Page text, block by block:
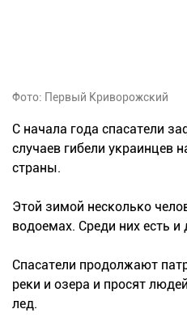
Фото: Первый Криворожский
С начала года спасатели
случаев гибели украинцев
страны.
Этой зимой несколько
водоемах. Среди них есть и
Спасатели продолжают
реки и озера и просят
лед.